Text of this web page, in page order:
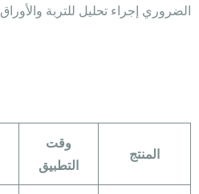
الضروري إجراء تحليل للتربة والأوراق
المنتج
وقت
التطبيق